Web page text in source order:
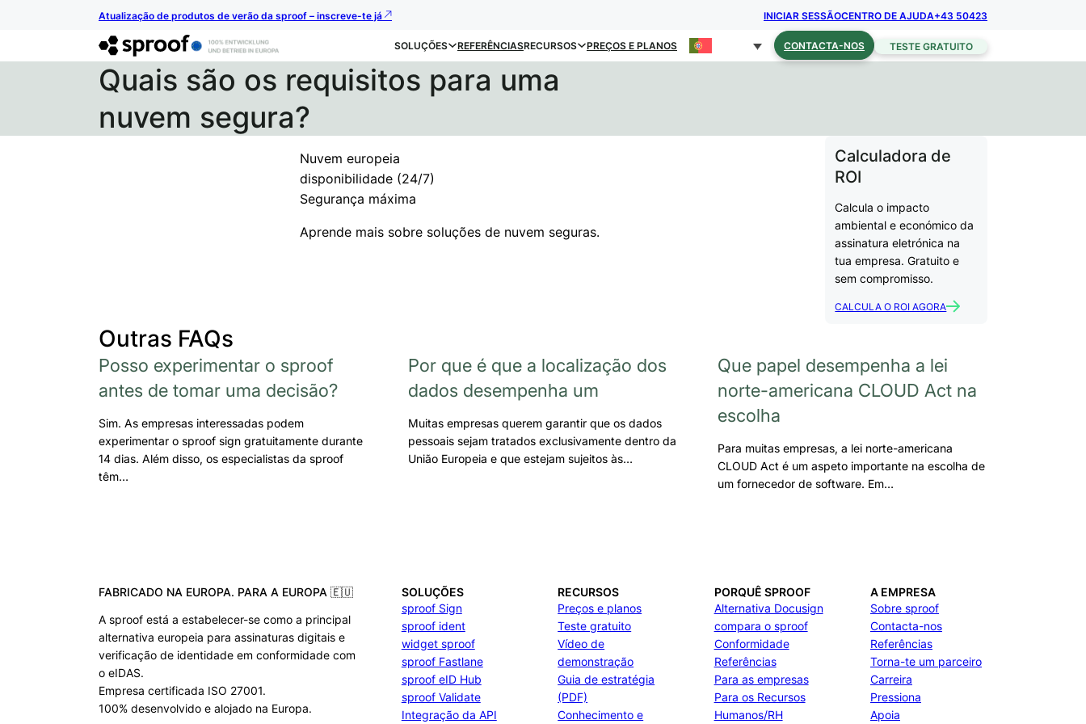
Atualização de produtos de verão da sproof – inscreve-te já INICIAR SESSÃOCENTRO DE AJUDA+43 50423
SOLUÇÕES REFERÊNCIASRECURSOS PREÇOS E PLANOS CONTACTA-NOS TESTE GRATUITO
Quais são os requisitos para uma
nuvem segura?
Nuvem europeia
disponibilidade (24/7)
Segurança máxima
Aprende mais sobre soluções de nuvem seguras.
Calculadora de
ROI
Calcula o impacto
ambiental e económico da
assinatura eletrónica na
tua empresa. Gratuito e
sem compromisso.
CALCULA O ROI AGORA
Outras FAQs
Posso experimentar o sproof
antes de tomar uma decisão?
Sim. As empresas interessadas podem
experimentar o sproof sign gratuitamente durante
14 dias. Além disso, os especialistas da sproof
têm…
Por que é que a localização dos
dados desempenha um
Muitas empresas querem garantir que os dados
pessoais sejam tratados exclusivamente dentro da
União Europeia e que estejam sujeitos às…
Que papel desempenha a lei
norte-americana CLOUD Act na
escolha
Para muitas empresas, a lei norte-americana
CLOUD Act é um aspeto importante na escolha de
um fornecedor de software. Em…
FABRICADO NA EUROPA. PARA A EUROPA 🇪🇺
A sproof está a estabelecer-se como a principal
alternativa europeia para assinaturas digitais e
verificação de identidade em conformidade com
o eIDAS.
Empresa certificada ISO 27001.
100% desenvolvido e alojado na Europa.
SOLUÇÕES
sproof Sign
sproof ident
widget sproof
sproof Fastlane
sproof eID Hub
sproof Validate
Integração da API
RECURSOS
Preços e planos
Teste gratuito
Vídeo de
demonstração
Guia de estratégia
(PDF)
Conhecimento e
PORQUÊ SPROOF
Alternativa Docusign
compara o sproof
Conformidade
Referências
Para as empresas
Para os Recursos
Humanos/RH
A EMPRESA
Sobre sproof
Contacta-nos
Referências
Torna-te um parceiro
Carreira
Pressiona
Apoia